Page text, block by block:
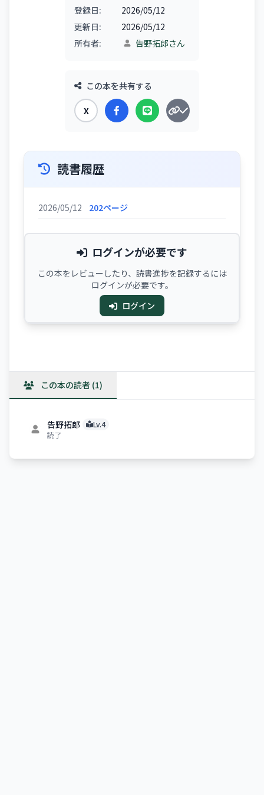
登録日:
2026/05/12
更新日:
2026/05/12
所有者:
告野拓郎さん
この本を共有する
X
読書履歴
2026/05/12 202ページ
ログインが必要です
この本をレビューしたり、読書進捗を記録するには
ログインが必要です。
ログイン
この本の読者 (1)
告野拓郎
Lv.4
読了